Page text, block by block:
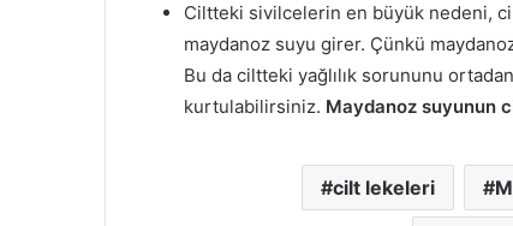
Ciltteki sivilcelerin en büyük nedeni,
maydanoz suyu girer. Çünkü
Bu da ciltteki yağlılık sorununu
kurtulabilirsiniz. Maydanoz suyunun
cilt lekeleri